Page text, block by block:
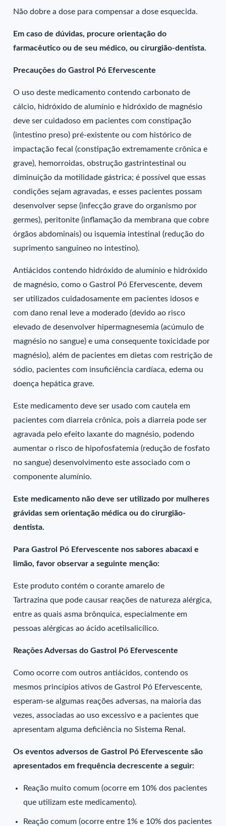
Não dobre a dose para compensar a dose esquecida.
Em caso de dúvidas, procure orientação do
farmacêutico ou de seu médico, ou cirurgião-dentista.
Precauções do Gastrol Pó Efervescente
O uso deste medicamento contendo carbonato de
cálcio, hidróxido de alumínio e hidróxido de magnésio
deve ser cuidadoso em pacientes com constipação
(intestino preso) pré-existente ou com histórico de
impactação fecal (constipação extremamente crônica e
grave), hemorroidas, obstrução gastrintestinal ou
diminuição da motilidade gástrica; é possível que essas
condições sejam agravadas, e esses pacientes possam
desenvolver sepse (infecção grave do organismo por
germes), peritonite (inflamação da membrana que cobre
órgãos abdominais) ou isquemia intestinal (redução do
suprimento sanguíneo no intestino).
Antiácidos contendo hidróxido de alumínio e hidróxido
de magnésio, como o Gastrol Pó Efervescente, devem
ser utilizados cuidadosamente em pacientes idosos e
com dano renal leve a moderado (devido ao risco
elevado de desenvolver hipermagnesemia (acúmulo de
magnésio no sangue) e uma consequente toxicidade por
magnésio), além de pacientes em dietas com restrição de
sódio, pacientes com insuficiência cardíaca, edema ou
doença hepática grave.
Este medicamento deve ser usado com cautela em
pacientes com diarreia crônica, pois a diarreia pode ser
agravada pelo efeito laxante do magnésio, podendo
aumentar o risco de hipofosfatemia (redução de fosfato
no sangue) desenvolvimento este associado com o
componente alumínio.
Este medicamento não deve ser utilizado por mulheres
grávidas sem orientação médica ou do cirurgião-
dentista.
Para Gastrol Pó Efervescente nos sabores abacaxi e
limão, favor observar a seguinte menção:
Este produto contém o corante amarelo de
Tartrazina que pode causar reações de natureza alérgica,
entre as quais asma brônquica, especialmente em
pessoas alérgicas ao ácido acetilsalicílico.
Reações Adversas do Gastrol Pó Efervescente
Como ocorre com outros antiácidos, contendo os
mesmos princípios ativos de Gastrol Pó Efervescente,
esperam-se algumas reações adversas, na maioria das
vezes, associadas ao uso excessivo e a pacientes que
apresentam alguma deficiência no Sistema Renal.
Os eventos adversos de Gastrol Pó Efervescente são
apresentados em frequência decrescente a seguir:
Reação muito comum (ocorre em 10% dos pacientes
que utilizam este medicamento).
Reação comum (ocorre entre 1% e 10% dos pacientes